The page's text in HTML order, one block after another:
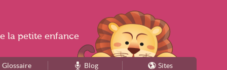
Glossaire Blog Sites
la petite enfance